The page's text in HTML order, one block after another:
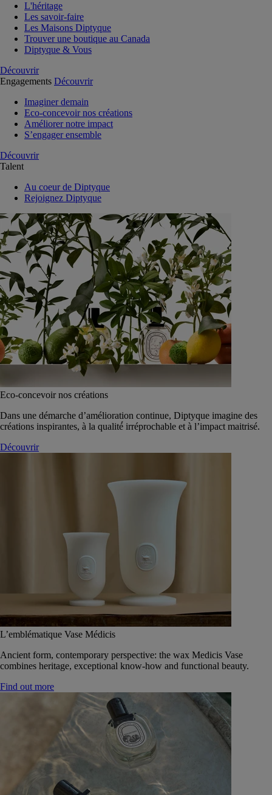
L'héritage
Les savoir-faire
Les Maisons Diptyque
Trouver une boutique au Canada
Diptyque & Vous
Découvrir
Engagements Découvrir
Imaginer demain
Eco-concevoir nos créations
Améliorer notre impact
S’engager ensemble
Découvrir
Talent
Au coeur de Diptyque
Rejoignez Diptyque
Eco-concevoir nos créations
Dans une démarche d’amélioration continue, Diptyque imagine des
créations inspirantes, à la qualité́ irréprochable et à l’impact maitrisé.
Découvrir
L’emblématique Vase Médicis
Ancient form, contemporary perspective: the wax Medicis Vase
combines heritage, exceptional know-how and functional beauty.
Find out more